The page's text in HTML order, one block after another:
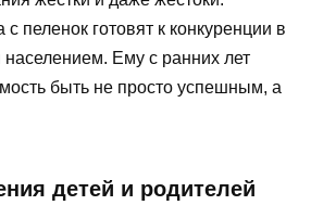
с пеленок готовят к конкуренции в
Ему с ранних лет
быть не просто успешным, а
детей и родителей